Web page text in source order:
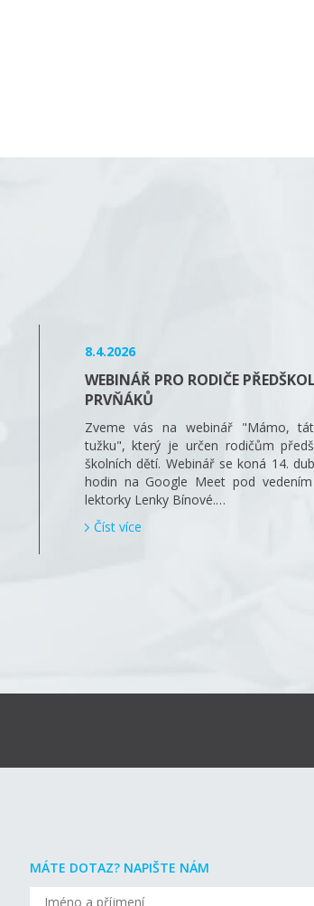
8.4.2026
WEBINÁŘ PRO RODIČE
PRVŇÁKŮ
Zveme vás na webinář "Mámo,
tužku", který je určen rodičům
školních dětí. Webinář se koná 14.
hodin na Google Meet pod
lektorky Lenky Bínové.…
Číst více
MÁTE DOTAZ? NAPIŠTE NÁM